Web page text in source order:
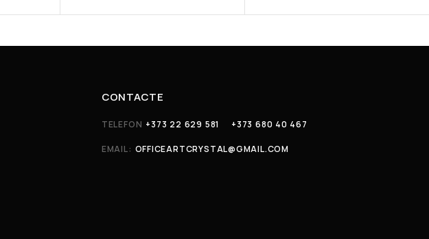
CONTACTE
TELEFON +373 22 629 581 +373 680 40 467
EMAIL: OFFICEARTCRYSTAL@GMAIL.COM